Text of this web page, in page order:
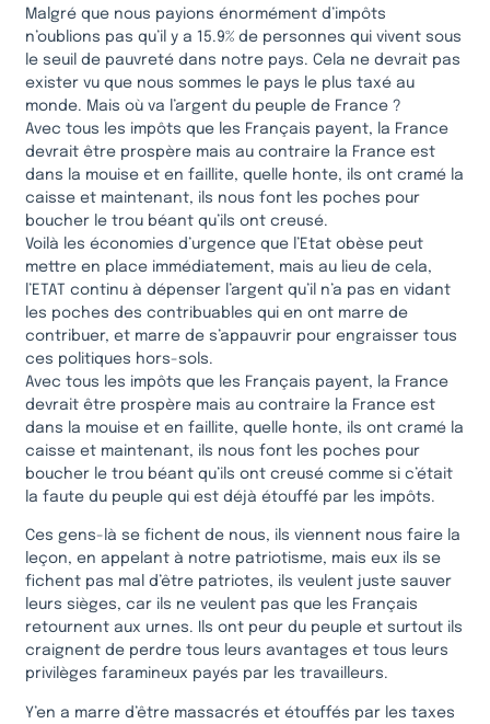
Malgré que nous payions énormément d’impôts
n’oublions pas qu’il y a 15.9% de personnes qui vivent sous
le seuil de pauvreté dans notre pays. Cela ne devrait pas
exister vu que nous sommes le pays le plus taxé au
monde. Mais où va l’argent du peuple de France ?
Avec tous les impôts que les Français payent, la France
devrait être prospère mais au contraire la France est
dans la mouise et en faillite, quelle honte, ils ont cramé la
caisse et maintenant, ils nous font les poches pour
boucher le trou béant qu’ils ont creusé.
Voilà les économies d’urgence que l’Etat obèse peut
mettre en place immédiatement, mais au lieu de cela,
l’ETAT continu à dépenser l’argent qu’il n’a pas en vidant
les poches des contribuables qui en ont marre de
contribuer, et marre de s’appauvrir pour engraisser tous
ces politiques hors-sols.
Avec tous les impôts que les Français payent, la France
devrait être prospère mais au contraire la France est
dans la mouise et en faillite, quelle honte, ils ont cramé la
caisse et maintenant, ils nous font les poches pour
boucher le trou béant qu’ils ont creusé comme si c’était
la faute du peuple qui est déjà étouffé par les impôts.
Ces gens-là se fichent de nous, ils viennent nous faire la
leçon, en appelant à notre patriotisme, mais eux ils se
fichent pas mal d’être patriotes, ils veulent juste sauver
leurs sièges, car ils ne veulent pas que les Français
retournent aux urnes. Ils ont peur du peuple et surtout ils
craignent de perdre tous leurs avantages et tous leurs
privilèges faramineux payés par les travailleurs.
Y’en a marre d’être massacrés et étouffés par les taxes